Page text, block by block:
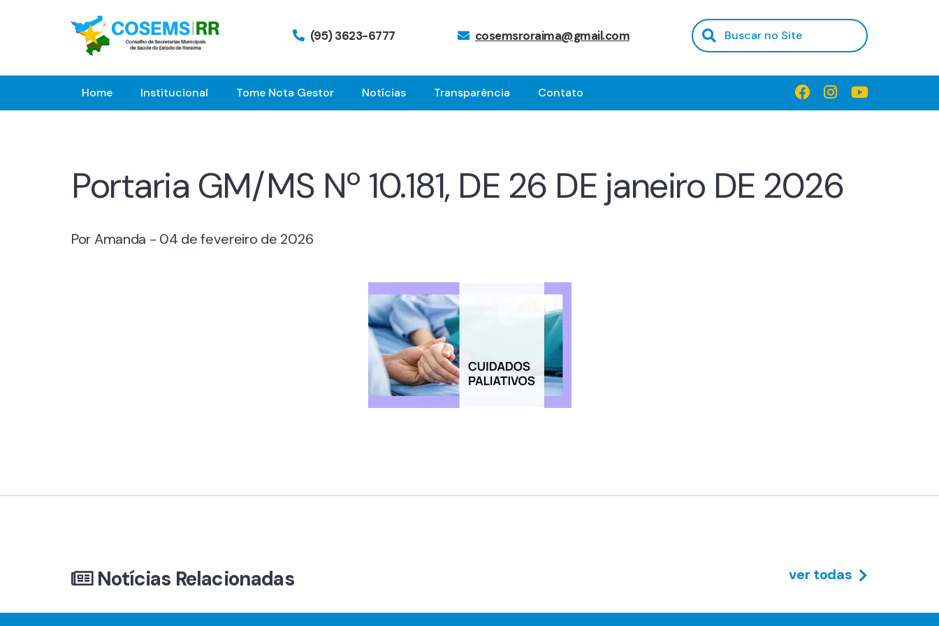
(95) 3623-6777 cosemsroraima@gmail.com
Home Institucional Tome Nota Gestor Notícias Transparência Contato
Portaria GM/MS Nº 10.181, DE 26 DE janeiro DE 2026
Por Amanda - 04 de fevereiro de 2026
Notícias Relacionadas ver todas